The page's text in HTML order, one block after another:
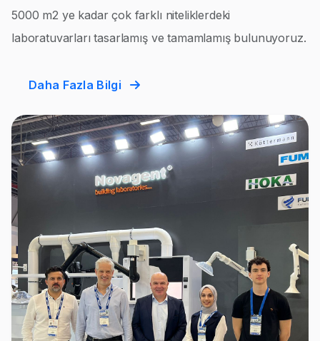
5000 m2 ye kadar çok farklı niteliklerdeki
laboratuvarları tasarlamış ve tamamlamış bulunuyoruz.
Daha Fazla Bilgi